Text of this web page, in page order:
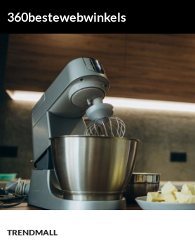
naar
360bestewebwinkels
TRENDMALL